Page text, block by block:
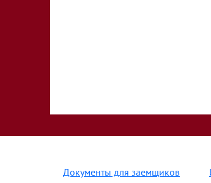
Документы для заемщиков